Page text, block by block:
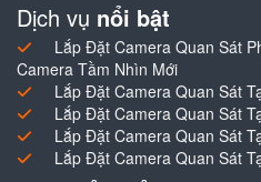
Dịch vụ nổi bật
Lắp Đặt Camera Quan Sát
Camera Tầm Nhìn Mới
Lắp Đặt Camera Quan Sát
Lắp Đặt Camera Quan Sát
Lắp Đặt Camera Quan Sát
Lắp Đặt Camera Quan Sát